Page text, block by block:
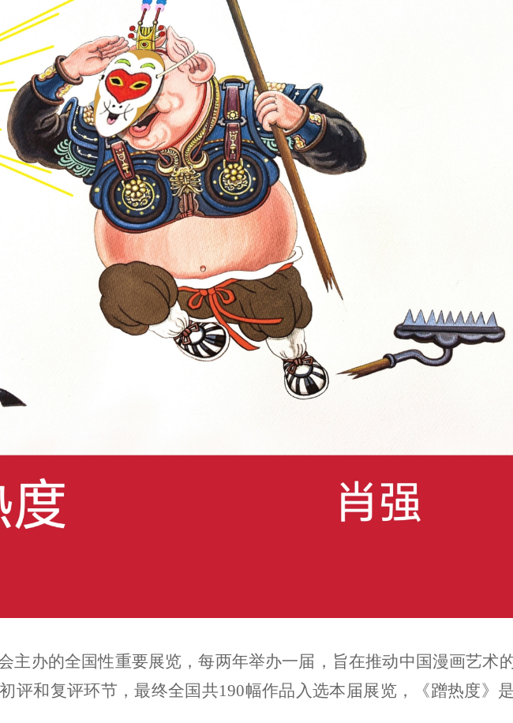
主办的全国性重要展览，每两年举办一届，旨在推动中国漫画艺术
评和复评环节，最终全国共190幅作品入选本届展览，《蹭热度》